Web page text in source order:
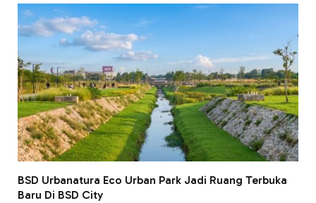
BSD Urbanatura Eco Urban Park Jadi Ruang Terbuka
Baru Di BSD City